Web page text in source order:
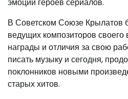
В Советском Союзе Крылатов
ведущих композиторов
награды и отличия за свою
писать музыку и сегодня,
поклонников новыми
старых хитов.